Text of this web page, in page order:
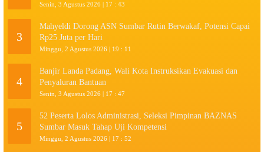
Senin, 3 Agustus 2026 | 17 : 43
3
Mahyeldi Dorong ASN Sumbar Rutin Berwakaf, Potensi Capai
Rp25 Juta per Hari
Minggu, 2 Agustus 2026 | 19 : 11
4
Banjir Landa Padang, Wali Kota Instruksikan Evakuasi dan
Penyaluran Bantuan
Senin, 3 Agustus 2026 | 17 : 47
5
52 Peserta Lolos Administrasi, Seleksi Pimpinan BAZNAS
Sumbar Masuk Tahap Uji Kompetensi
Minggu, 2 Agustus 2026 | 17 : 52